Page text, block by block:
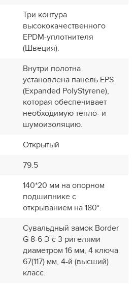
Три контура
высококачественного
EPDM-уплотнителя
(Швеция).
Внутри полотна
установлена панель EPS
(Expanded PolyStyrene),
которая обеспечивает
необходимую тепло- и
шумоизоляцию.
Открытый
79.5
140*20 мм на опорном
подшипнике с
открыванием на 180°.
Сувальдный замок Border
G 8-6 Э с 3 ригелями
диаметром 16 мм, 4 ключа
67(117) мм, 4-й (высший)
класс.